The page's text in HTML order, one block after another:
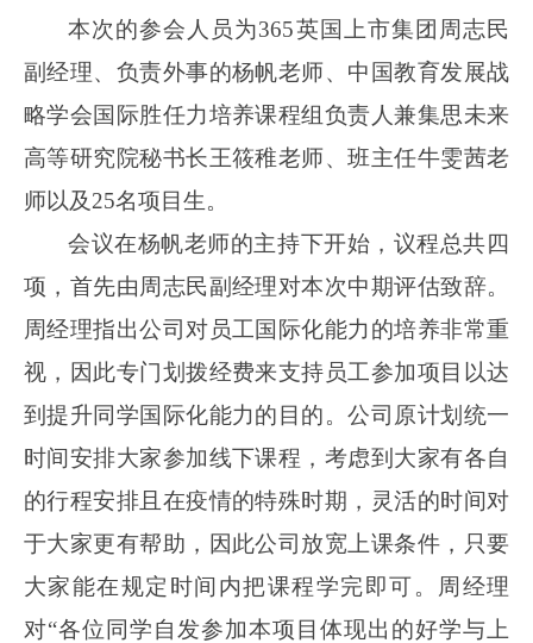
本次的参会人员为365英国上市集团周志民
副经理、负责外事的杨帆老师、中国教育发展战
略学会国际胜任力培养课程组负责人兼集思未来
高等研究院秘书长王筱稚老师、班主任牛雯茜老
师以及25名项目生。
会议在杨帆老师的主持下开始，议程总共四
项，首先由周志民副经理对本次中期评估致辞。
周经理指出公司对员工国际化能力的培养非常重
视，因此专门划拨经费来支持员工参加项目以达
到提升同学国际化能力的目的。公司原计划统一
时间安排大家参加线下课程，考虑到大家有各自
的行程安排且在疫情的特殊时期，灵活的时间对
于大家更有帮助，因此公司放宽上课条件，只要
大家能在规定时间内把课程学完即可。周经理
对“各位同学自发参加本项目体现出的好学与上